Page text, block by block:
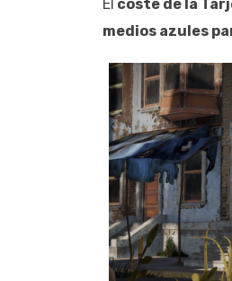
El coste de la
medios azules